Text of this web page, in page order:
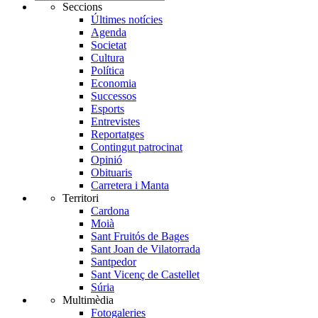
Seccions
Últimes notícies
Agenda
Societat
Cultura
Política
Economia
Successos
Esports
Entrevistes
Reportatges
Contingut patrocinat
Opinió
Obituaris
Carretera i Manta
Territori
Cardona
Moià
Sant Fruitós de Bages
Sant Joan de Vilatorrada
Santpedor
Sant Vicenç de Castellet
Súria
Multimèdia
Fotogaleries